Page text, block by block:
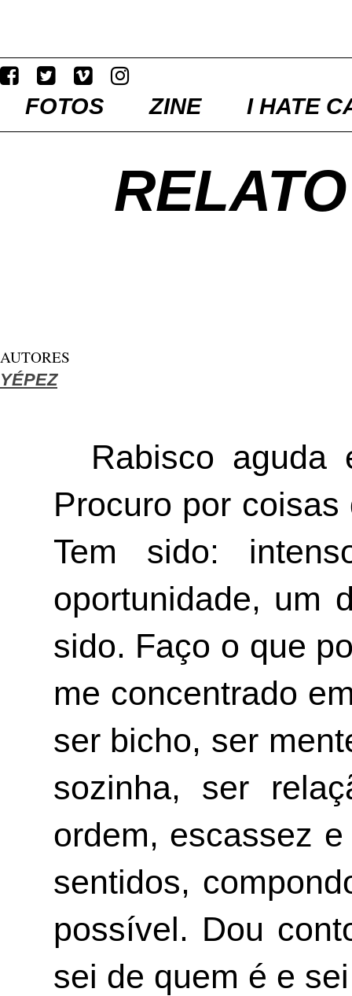
FOTOS ZINE I HATE
AUTORES
YÉPEZ
Rabisco aguda
Procuro por
Tem sido:
oportunidade, um
sido. Faço o que
me concentrado
ser bicho, ser
sozinha, ser
ordem, escassez
sentidos,
possível. Dou
sei de quem é e